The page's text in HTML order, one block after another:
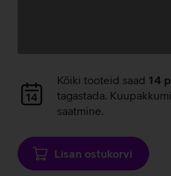
Andmete
laadimine
Kõiki tooteid saad 14
tagastada.
saatmine.
Lisan ostukorvi